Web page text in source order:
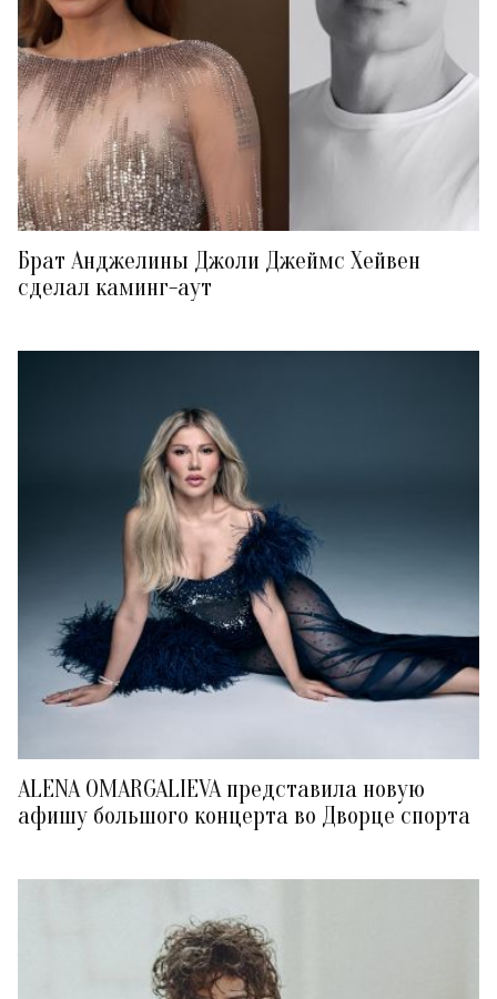
Брат Анджелины Джоли Джеймс Хейвен
сделал каминг-аут
ALENA OMARGALIEVA представила новую
афишу большого концерта во Дворце спорта